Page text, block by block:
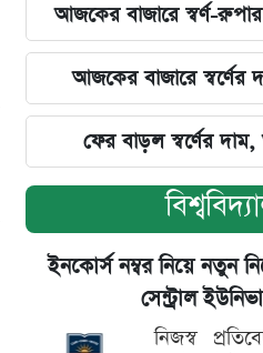
আজকের বাজারে স্বর্ণ-
আজকের বাজারে
ফের বাড়ল স্বর্ণের
ইনকোর্স নম্বর নিয়ে নতুন
সেন্ট্রাল
নিজস্ব